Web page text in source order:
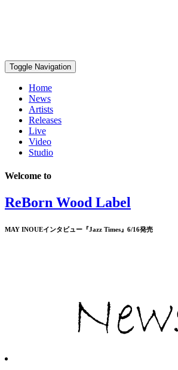
Toggle Navigation
Home
News
Artists
Releases
Live
Video
Studio
Welcome to
ReBorn Wood Label
MAY INOUEインタビュー『Jazz Times』6/16発売